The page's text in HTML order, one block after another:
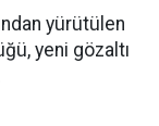
yürütülen
yeni gözaltı